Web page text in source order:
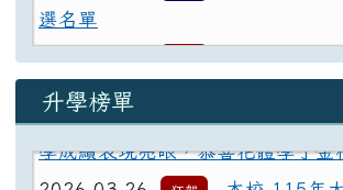
選名單
2019-05-03 狂賀
108全國青
賽榮獲一金二銀
2024-04-09
2024-04-09 112年度舉重隊榮譽
2024-04-09
112年全國中等學校
升學榜單
狂賀